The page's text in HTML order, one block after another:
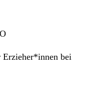
Erzieher*innen bei